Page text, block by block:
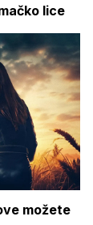
lice
možete